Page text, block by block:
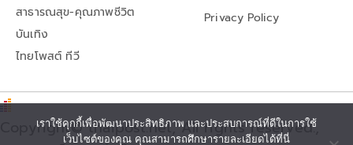
สาธารณสุข-คุณภาพชีวิต
บันเทิง
ไทยโพสต์ ทีวี
Privacy Policy
Copyright© thaipost.net, All rights reserved.,
เราใช้คุกกี้เพื่อพัฒนาประสิทธิภาพ และประสบการณ์ที่ดีในการใช้
เว็บไซต์ของคุณ คุณสามารถศึกษารายละเอียดได้ที่นี่